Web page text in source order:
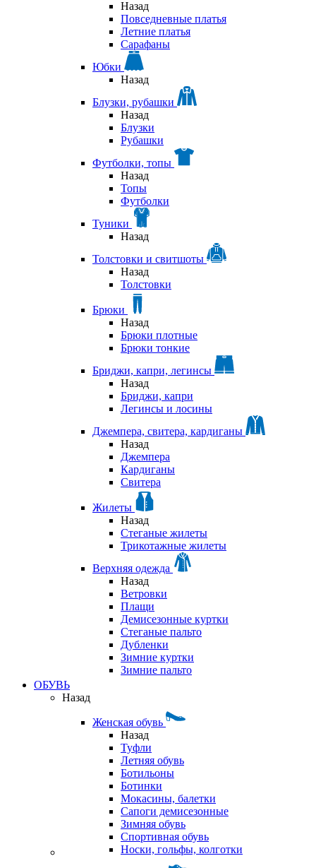
Назад
Повседневные платья
Летние платья
Сарафаны
Юбки
Назад
Блузки, рубашки
Назад
Блузки
Рубашки
Футболки, топы
Назад
Топы
Футболки
Туники
Назад
Толстовки и свитшоты
Назад
Толстовки
Брюки
Назад
Брюки плотные
Брюки тонкие
Бриджи, капри, легинсы
Назад
Бриджи, капри
Легинсы и лосины
Джемпера, свитера, кардиганы
Назад
Джемпера
Кардиганы
Свитера
Жилеты
Назад
Стеганые жилеты
Трикотажные жилеты
Верхняя одежда
Назад
Ветровки
Плащи
Демисезонные куртки
Стеганые пальто
Дубленки
Зимние куртки
Зимние пальто
ОБУВЬ
Назад
Женская обувь
Назад
Туфли
Летняя обувь
Ботильоны
Ботинки
Мокасины, балетки
Сапоги демисезонные
Зимняя обувь
Спортивная обувь
Носки, гольфы, колготки